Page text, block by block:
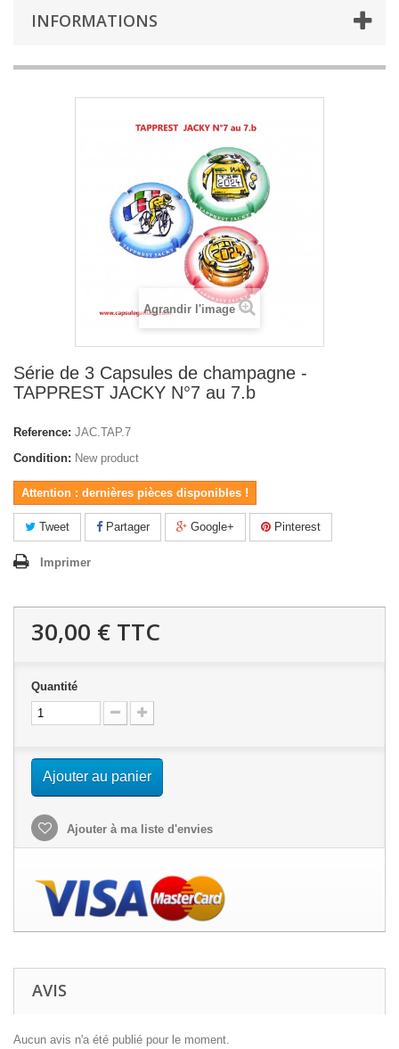
INFORMATIONS
Agrandir l'image
Série de 3 Capsules de champagne -
TAPPREST JACKY N°7 au 7.b
Reference: JAC.TAP.7
Condition: New product
Attention : dernières pièces disponibles !
Tweet Partager Google+ Pinterest
Imprimer
30,00 € TTC
Quantité
Ajouter au panier
Ajouter à ma liste d'envies
AVIS
Aucun avis n'a été publié pour le moment.